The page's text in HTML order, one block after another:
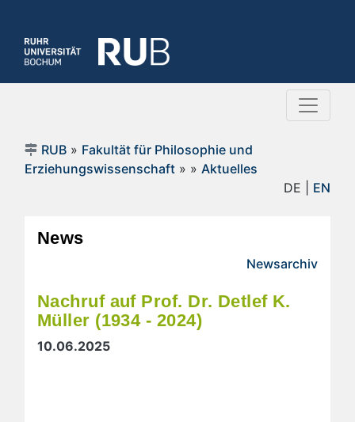
RUB » Fakultät für Philosophie und
Erziehungswissenschaft » » Aktuelles
DE | EN
News
Newsarchiv
Nachruf auf Prof. Dr. Detlef K.
Müller (1934 - 2024)
10.06.2025